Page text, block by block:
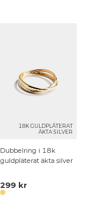
18K GULDPLÄTERAT
ÄKTA SILVER
Dubbelring i 18k
guldpläterat äkta silver
299 kr